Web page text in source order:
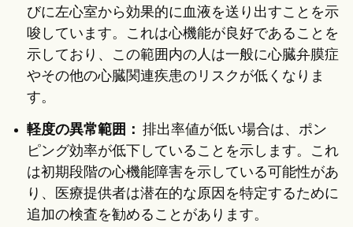
びに左心室から効果的に血液を送り出すことを示
唆しています。これは心機能が良好であることを
示しており、この範囲内の人は一般に心臓弁膜症
やその他の心臓関連疾患のリスクが低くなりま
す。
軽度の異常範囲： 排出率値が低い場合は、ポン
ピング効率が低下していることを示します。これ
は初期段階の心機能障害を示している可能性があ
り、医療提供者は潜在的な原因を特定するために
追加の検査を勧めることがあります。